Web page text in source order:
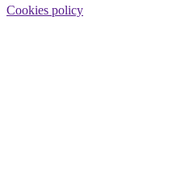
Cookies policy